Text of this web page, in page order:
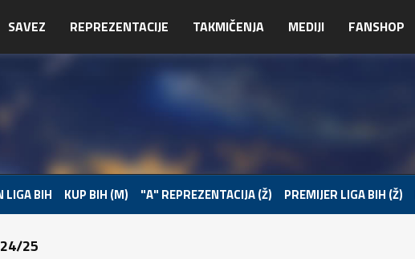
SAVEZ REPREZENTACIJE TAKMIČENJA MEDIJI FANSHOP
LIGA BIH KUP BIH (M) "A" REPREZENTACIJA (Ž) PREMIJER LIGA BIH (Ž)
24/25